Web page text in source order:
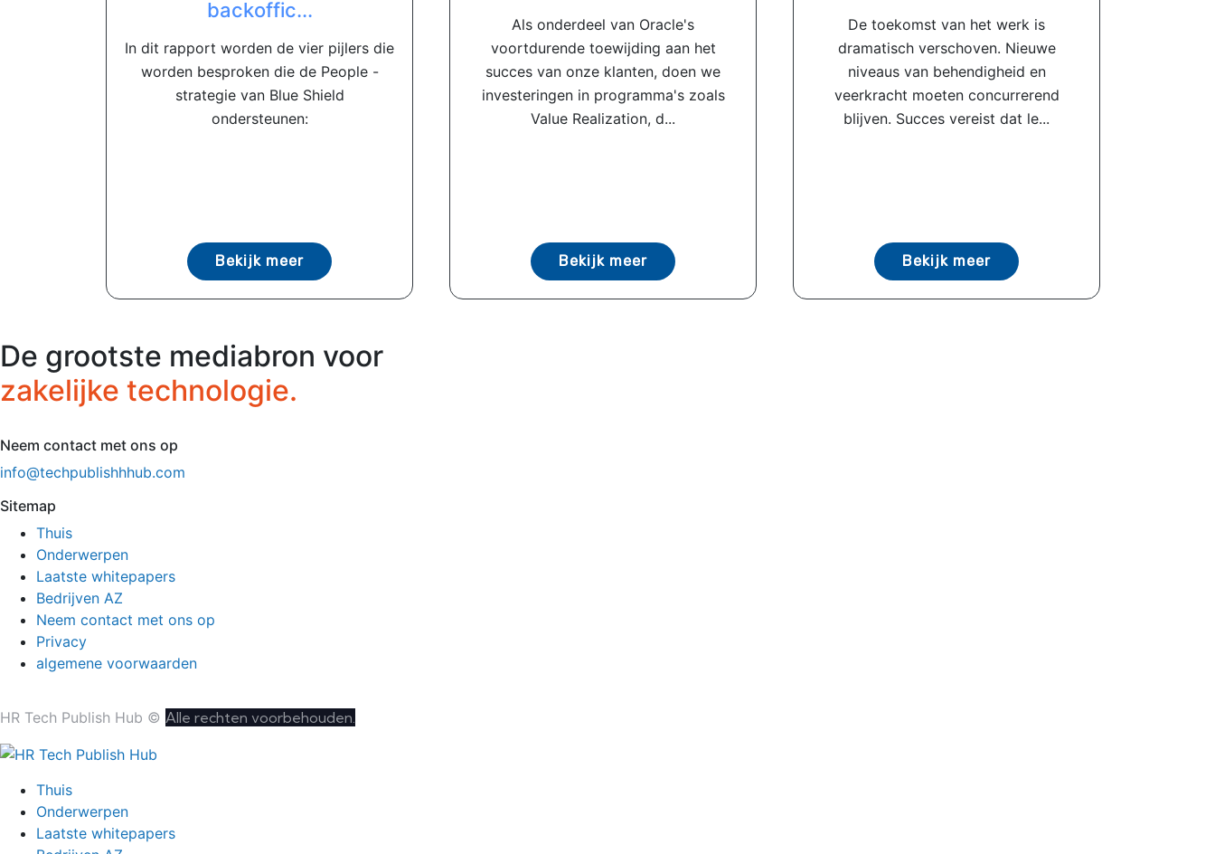
backoffic...
In dit rapport worden de vier pijlers die
worden besproken die de People -
strategie van Blue Shield
ondersteunen:
Bekijk meer
Als onderdeel van Oracle's
voortdurende toewijding aan het
succes van onze klanten, doen we
investeringen in programma's zoals
Value Realization, d...
Bekijk meer
De toekomst van het werk is
dramatisch verschoven. Nieuwe
niveaus van behendigheid en
veerkracht moeten concurrerend
blijven. Succes vereist dat le...
Bekijk meer
De grootste mediabron voor
zakelijke technologie.
Neem contact met ons op
info@techpublishhhub.com
Sitemap
Thuis
Onderwerpen
Laatste whitepapers
Bedrijven AZ
Neem contact met ons op
Privacy
algemene voorwaarden
HR Tech Publish Hub © Alle rechten voorbehouden.
Thuis
Onderwerpen
Laatste whitepapers